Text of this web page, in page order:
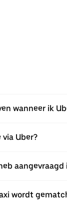
wanneer ik
Uber?
aangevraagd
wordt